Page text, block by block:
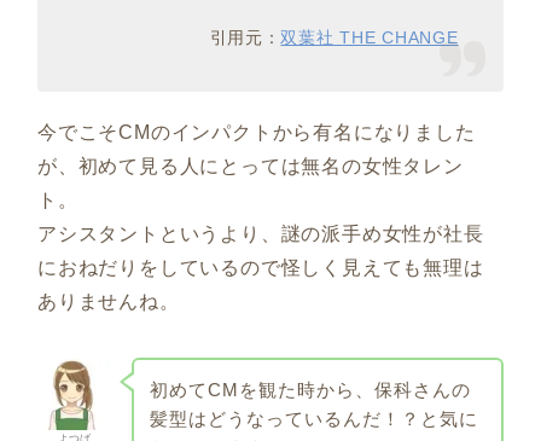
引用元：双葉社 THE CHANGE
今でこそCMのインパクトから有名になりました
が、初めて見る人にとっては無名の女性タレン
ト。
アシスタントというより、謎の派手め女性が社長
におねだりをしているので怪しく見えても無理は
ありませんね。
初めてCMを観た時から、保科さんの
髪型はどうなっているんだ！？と気に